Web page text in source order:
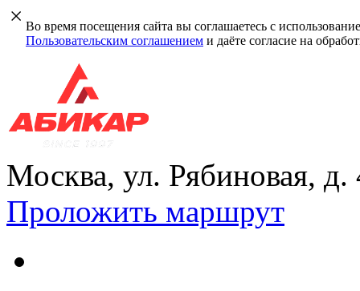
Во время посещения сайта вы соглашаетесь с
Пользовательским соглашением и даёте согласие на
Москва, ул. Рябиновая, д.
Проложить маршрут